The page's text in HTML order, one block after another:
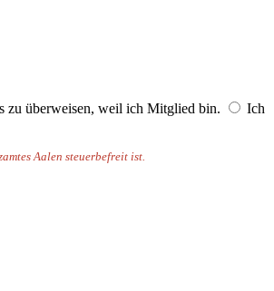
zu überweisen, weil ich Mitglied bin.
Ich
Aalen steuerbefreit ist.